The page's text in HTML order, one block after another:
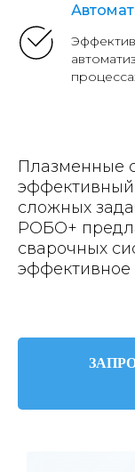
Плазменные
эффективный
сложных
РОБО+
сварочных
эффективное